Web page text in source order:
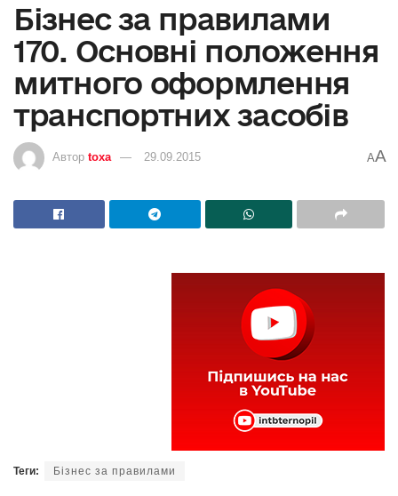
Бізнес за правилами
170. Основні положення
митного оформлення
транспортних засобів
Автор toxa 29.09.2015 AA
Теги: Бізнес за правилами